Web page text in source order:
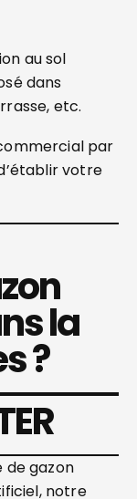
au sol
dans
etc.
par
votre
la
?
de gazon
notre